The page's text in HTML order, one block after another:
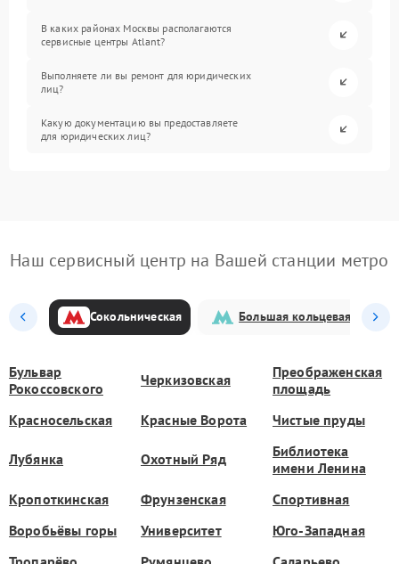
В каких районах Москвы располагаются
сервисные центры Atlant?
Выполняете ли вы ремонт для юридических
лиц?
Какую документацию вы предоставляете
для юридических лиц?
Наш сервисный центр на Вашей станции метро
Сокольническая Большая кольцевая
Бульвар
Рокоссовского
Черкизовская
Преображенская
площадь
Красносельская
Красные Ворота Чистые пруды
Лубянка Охотный Ряд
Библиотека
имени Ленина
Кропоткинская
Фрунзенская
Спортивная
Воробьёвы горы
Университет
Юго-Западная